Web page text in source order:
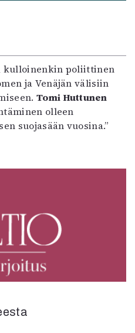
kulloinenkin poliittinen
ja Venäjän välisiin
Tomi Huttunen
olleen
suojasään vuosina.”